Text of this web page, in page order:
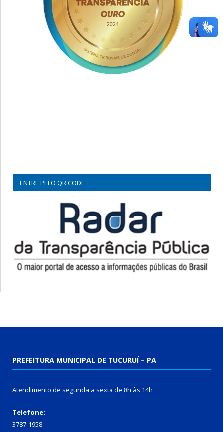
ENTRE PELO QR CODE
PREFEITURA MUNICIPAL DE TUCURUÍ – PA
Atendimento de segunda a sexta de 8h às 14h
Telefone:
3787-1958